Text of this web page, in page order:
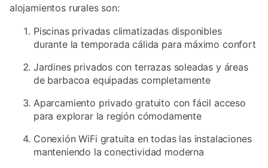
alojamientos rurales son:
Piscinas privadas climatizadas disponibles
durante la temporada cálida para máximo confort
Jardines privados con terrazas soleadas y áreas
de barbacoa equipadas completamente
Aparcamiento privado gratuito con fácil acceso
para explorar la región cómodamente
Conexión WiFi gratuita en todas las instalaciones
manteniendo la conectividad moderna